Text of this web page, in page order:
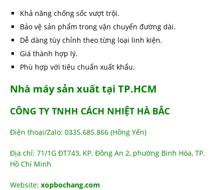
Khả năng chống sốc vượt trội.
Bảo vệ sản phẩm trong vận chuyển đường dài.
Dễ dàng tùy chỉnh theo từng loại linh kiện.
Giá thành hợp lý.
Phù hợp với tiêu chuẩn xuất khẩu.
Nhà máy sản xuất tại TP.HCM
CÔNG TY TNHH CÁCH NHIỆT HÀ BẮC
Điện thoại/Zalo: 0335.685.866 (Hồng Yến)
Địa chỉ: 71/1G ĐT743, KP. Đồng An 2, phường Bình Hòa, TP.
Hồ Chí Minh
Website: xopbochang.com